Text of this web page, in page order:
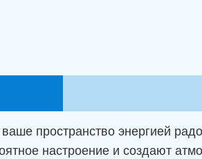
пространство энергией
настроение и создают